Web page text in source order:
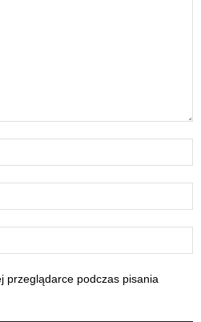
przeglądarce podczas pisania